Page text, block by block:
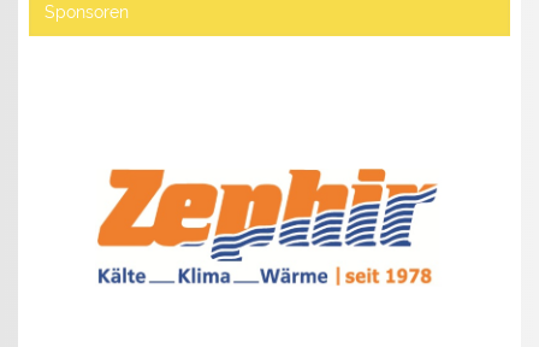
Sponsoren